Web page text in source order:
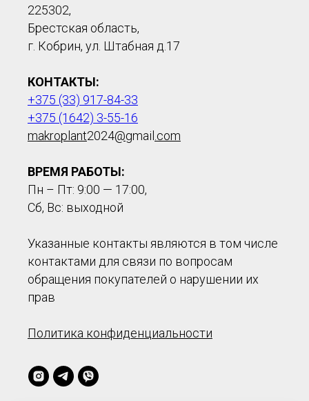
225302,
Брестская область,
г. Кобрин, ул. Штабная д.17
КОНТАКТЫ:
+375 (33) 917-84-33
+375 (1642) 3-55-16
makroplant2024@gmail .com
ВРЕМЯ РАБОТЫ:
Пн – Пт: 9:00 — 17:00,
Сб, Вс: выходной
Указанные контакты являются в том числе
контактами для связи по вопросам
обращения покупателей о нарушении их
прав
Политика конфиденциальности